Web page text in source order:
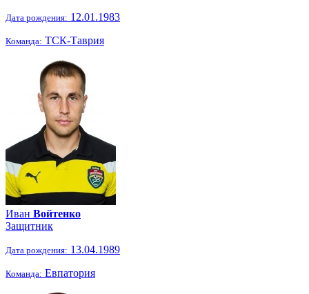
Дата рождения: 12.01.1983
Команда: ТСК-Таврия
Иван Войтенко
Защитник
Дата рождения: 13.04.1989
Команда: Евпатория